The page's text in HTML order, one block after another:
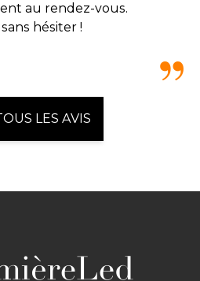
au rendez-vous.
hésiter !
LES AVIS